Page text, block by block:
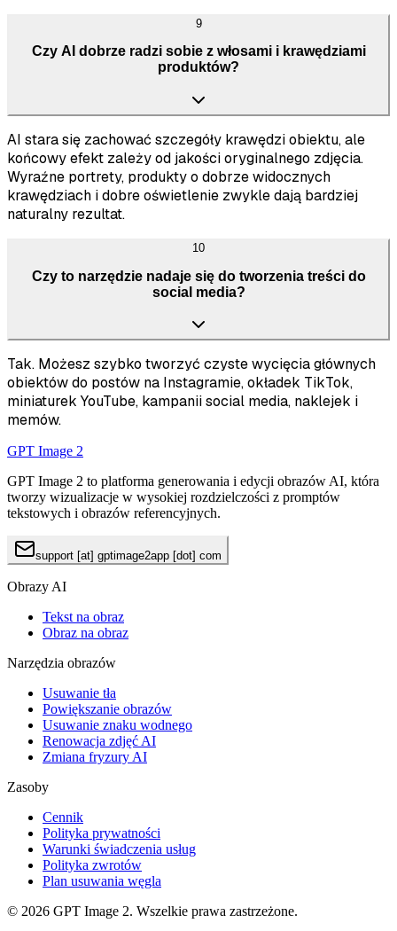
9
Czy AI dobrze radzi sobie z włosami i krawędziami
produktów?
AI stara się zachować szczegóły krawędzi obiektu, ale
końcowy efekt zależy od jakości oryginalnego zdjęcia.
Wyraźne portrety, produkty o dobrze widocznych
krawędziach i dobre oświetlenie zwykle dają bardziej
naturalny rezultat.
10
Czy to narzędzie nadaje się do tworzenia treści do
social media?
Tak. Możesz szybko tworzyć czyste wycięcia głównych
obiektów do postów na Instagramie, okładek TikTok,
miniaturek YouTube, kampanii social media, naklejek i
memów.
GPT Image 2
GPT Image 2 to platforma generowania i edycji obrazów AI, która
tworzy wizualizacje w wysokiej rozdzielczości z promptów
tekstowych i obrazów referencyjnych.
support [at] gptimage2app [dot] com
Obrazy AI
Tekst na obraz
Obraz na obraz
Narzędzia obrazów
Usuwanie tła
Powiększanie obrazów
Usuwanie znaku wodnego
Renowacja zdjęć AI
Zmiana fryzury AI
Zasoby
Cennik
Polityka prywatności
Warunki świadczenia usług
Polityka zwrotów
Plan usuwania węgla
© 2026 GPT Image 2. Wszelkie prawa zastrzeżone.